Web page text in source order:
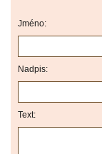
Jméno:
Nadpis:
Text: